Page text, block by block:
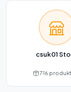
csuk01
716